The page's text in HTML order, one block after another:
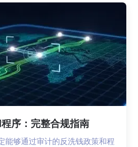
序：完整合规指南
能够通过审计的反洗钱政策和程